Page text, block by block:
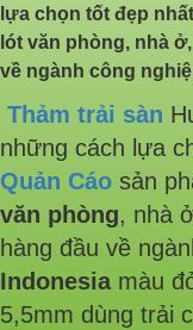
lựa chọn tốt đẹp
lót văn phòng, nhà
về ngành công
Thảm trải sàn
những cách lựa
Quản Cáo sản
văn phòng, nhà
hàng đầu về
Indonesiamàu
5,5mm dùng trải